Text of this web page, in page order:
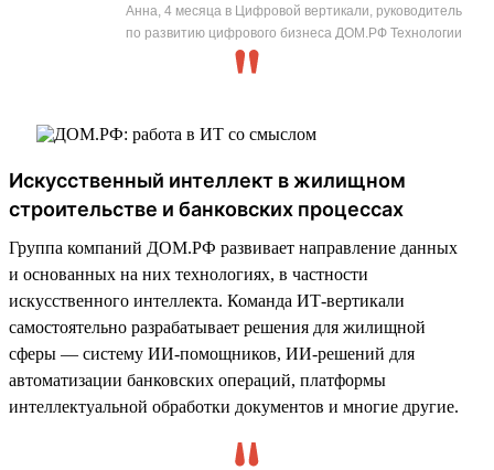
Анна, 4 месяца в Цифровой вертикали, руководитель
по развитию цифрового бизнеса ДОМ.РФ Технологии
Искусственный интеллект в жилищном
строительстве и банковских процессах
Группа компаний ДОМ.РФ развивает направление данных
и основанных на них технологиях, в частности
искусственного интеллекта. Команда ИТ-вертикали
самостоятельно разрабатывает решения для жилищной
сферы — систему ИИ-помощников, ИИ-решений для
автоматизации банковских операций, платформы
интеллектуальной обработки документов и многие другие.